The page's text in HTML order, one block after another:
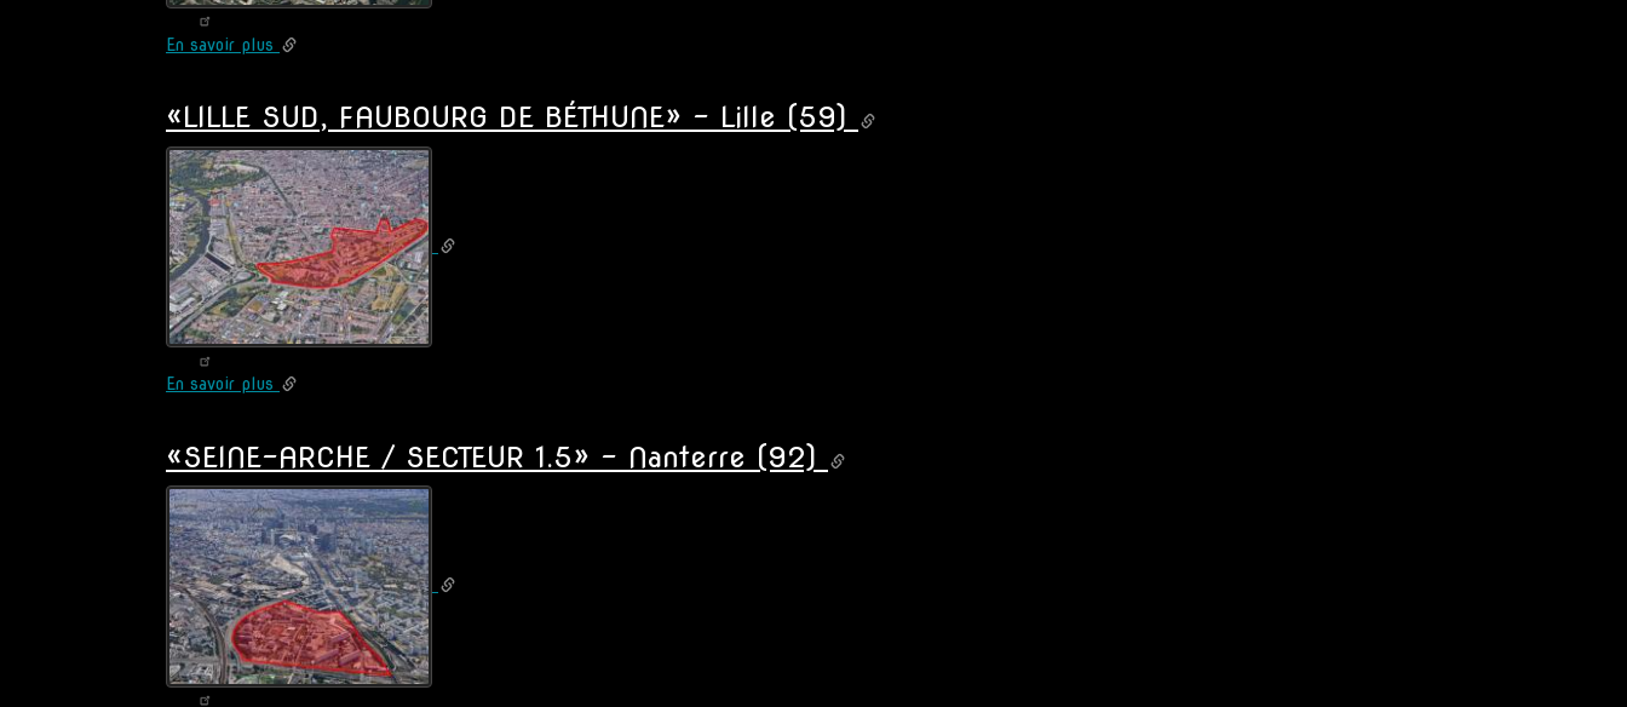
En savoir plus sur
RÉGNAULT
LA
DEFENSE
-
Courbevoie
(92)
«LILLE SUD, FAUBOURG DE BÉTHUNE» - Lille (59)
En savoir plus sur
FAUBOURG
BÉTHUNE»
-
Lille
(59)
«SEINE-ARCHE / SECTEUR 1.5» - Nanterre (92)